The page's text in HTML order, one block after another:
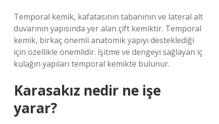
Temporal kemik, kafatasının tabanının ve lateral alt
duvarının yapısında yer alan çift kemiktir. Temporal
kemik, birkaç önemli anatomik yapıyı desteklediği
için özellikle önemlidir. İşitme ve dengeyi sağlayan iç
kulağın yapıları temporal kemikte bulunur.
Karasakız nedir ne işe
yarar?